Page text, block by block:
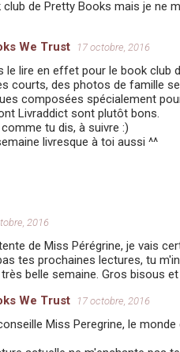
de Pretty Books mais je ne
We Trust 17 octobre, 2016
le lire en effet pour le book club
courts, des photos de famille
composées spécialement
Livraddict sont plutôt bons.
tu dis, à suivre :)
livresque à toi aussi ^^
2016
de Miss Pérégrine, je vais
tes prochaines lectures, tu
belle semaine. Gros bisous
We Trust
17 octobre, 2016
Miss Peregrine, le